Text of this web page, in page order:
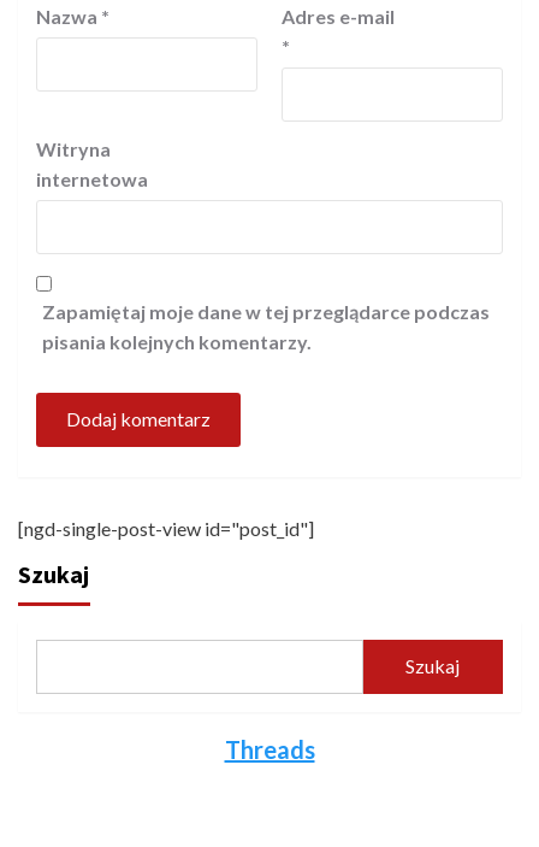
Nazwa *
Adres e-mail
*
Witryna
internetowa
Zapamiętaj moje dane w tej przeglądarce podczas
pisania kolejnych komentarzy.
[ngd-single-post-view id="post_id"]
Szukaj
Szukaj
Threads